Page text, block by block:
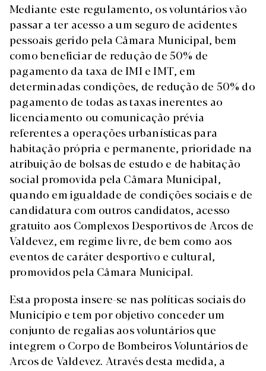
Mediante este regulamento, os voluntários vão
passar a ter acesso a um seguro de acidentes
pessoais gerido pela Câmara Municipal, bem
como beneficiar de redução de 50% de
pagamento da taxa de IMI e IMT, em
determinadas condições, de redução de 50% do
pagamento de todas as taxas inerentes ao
licenciamento ou comunicação prévia
referentes a operações urbanísticas para
habitação própria e permanente, prioridade na
atribuição de bolsas de estudo e de habitação
social promovida pela Câmara Municipal,
quando em igualdade de condições sociais e de
candidatura com outros candidatos, acesso
gratuito aos Complexos Desportivos de Arcos de
Valdevez, em regime livre, de bem como aos
eventos de caráter desportivo e cultural,
promovidos pela Câmara Municipal.
Esta proposta insere-se nas políticas sociais do
Município e tem por objetivo conceder um
conjunto de regalias aos voluntários que
integrem o Corpo de Bombeiros Voluntários de
Arcos de Valdevez. Através desta medida, a